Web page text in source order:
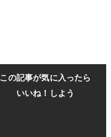
この記事が気に入ったら
いいね！しよう